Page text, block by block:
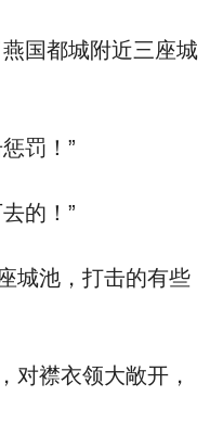
国都城附近三座城
罚！”
的！”
城池，打击的有些
对襟衣领大敞开，